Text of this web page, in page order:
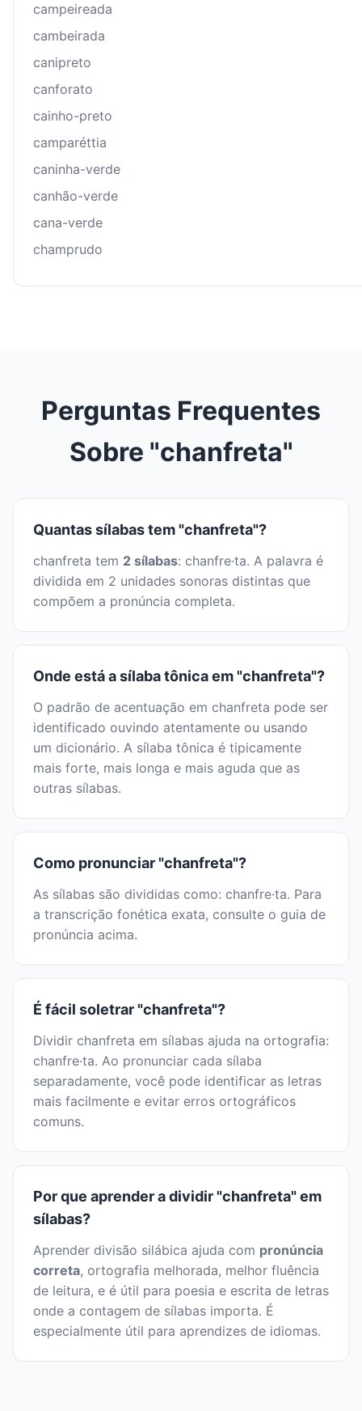
campeireada
cambeirada
canipreto
canforato
cainho-preto
camparéttia
caninha-verde
canhão-verde
cana-verde
champrudo
Perguntas Frequentes
Sobre "chanfreta"
Quantas sílabas tem "chanfreta"?
chanfreta tem 2 sílabas: chanfre·ta. A palavra é
dividida em 2 unidades sonoras distintas que
compõem a pronúncia completa.
Onde está a sílaba tônica em "chanfreta"?
O padrão de acentuação em chanfreta pode ser
identificado ouvindo atentamente ou usando
um dicionário. A sílaba tônica é tipicamente
mais forte, mais longa e mais aguda que as
outras sílabas.
Como pronunciar "chanfreta"?
As sílabas são divididas como: chanfre·ta. Para
a transcrição fonética exata, consulte o guia de
pronúncia acima.
É fácil soletrar "chanfreta"?
Dividir chanfreta em sílabas ajuda na ortografia:
chanfre·ta. Ao pronunciar cada sílaba
separadamente, você pode identificar as letras
mais facilmente e evitar erros ortográficos
comuns.
Por que aprender a dividir "chanfreta" em
sílabas?
Aprender divisão silábica ajuda com pronúncia
correta, ortografia melhorada, melhor fluência
de leitura, e é útil para poesia e escrita de letras
onde a contagem de sílabas importa. É
especialmente útil para aprendizes de idiomas.